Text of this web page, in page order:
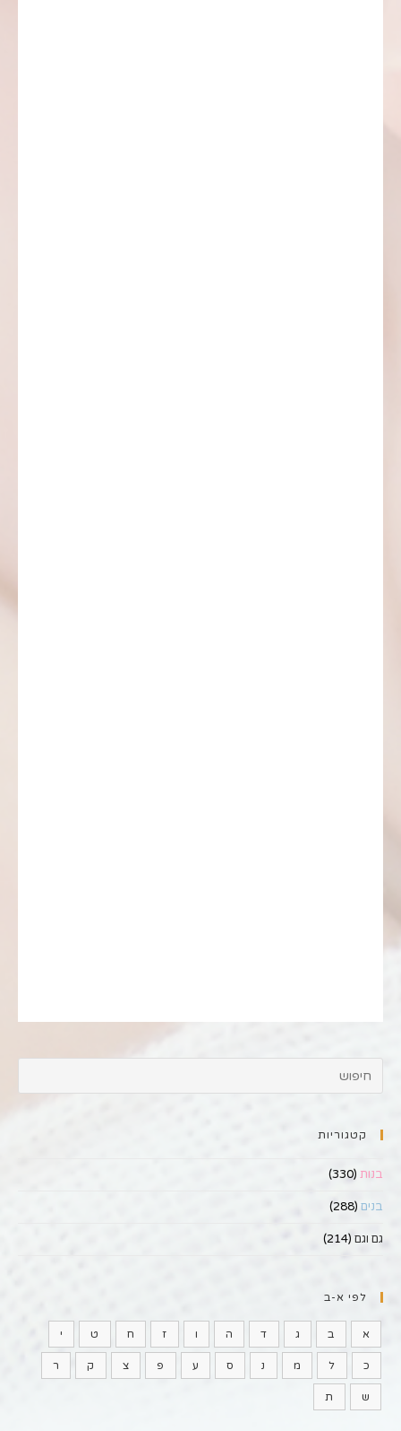
קטגוריות
בנות (330)
בנים (288)
גם וגם (214)
לפי א-ב
א ב ג ד ה ו ז ח ט י
כ ל מ נ ס ע פ צ ק ר
ש ת